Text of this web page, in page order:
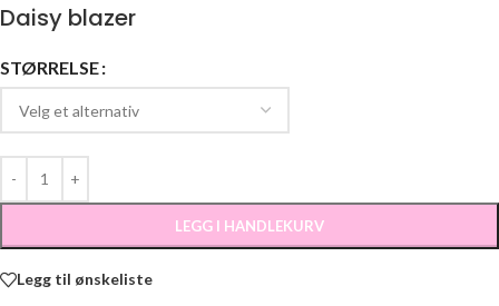
Daisy blazer
STØRRELSE
LEGG I HANDLEKURV
Legg til ønskeliste